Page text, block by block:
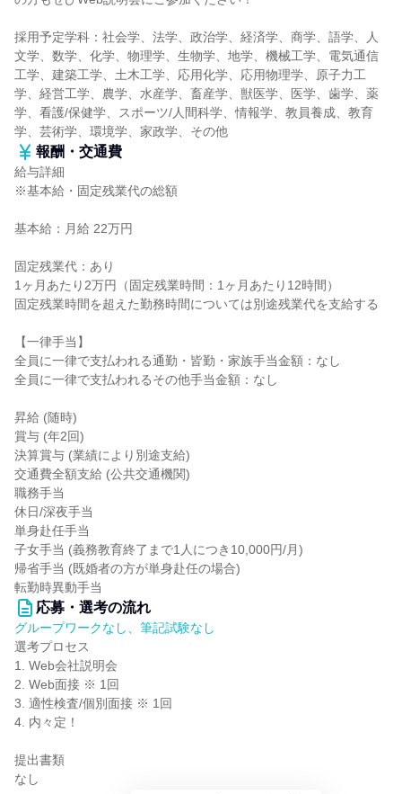
採用予定学科：社会学、法学、政治学、経済学、商学、語学、人
文学、数学、化学、物理学、生物学、地学、機械工学、電気通信
工学、建築工学、土木工学、応用化学、応用物理学、原子力工
学、経営工学、農学、水産学、畜産学、獣医学、医学、歯学、薬
学、看護/保健学、スポーツ/人間科学、情報学、教員養成、教育
学、芸術学、環境学、家政学、その他
報酬・交通費
給与詳細
※基本給・固定残業代の総額
基本給：月給 22万円
固定残業代：あり
1ヶ月あたり2万円（固定残業時間：1ヶ月あたり12時間）
固定残業時間を超えた勤務時間については別途残業代を支給する
【一律手当】
全員に一律で支払われる通勤・皆勤・家族手当金額：なし
全員に一律で支払われるその他手当金額：なし
昇給 (随時)
賞与 (年2回)
決算賞与 (業績により別途支給)
交通費全額支給 (公共交通機関)
職務手当
休日/深夜手当
単身赴任手当
子女手当 (義務教育終了まで1人につき10,000円/月)
帰省手当 (既婚者の方が単身赴任の場合)
転勤時異動手当
応募・選考の流れ
グループワークなし、筆記試験なし
選考プロセス
1. Web会社説明会
2. Web面接 ※ 1回
3. 適性検査/個別面接 ※ 1回
4. 内々定！
提出書類
なし